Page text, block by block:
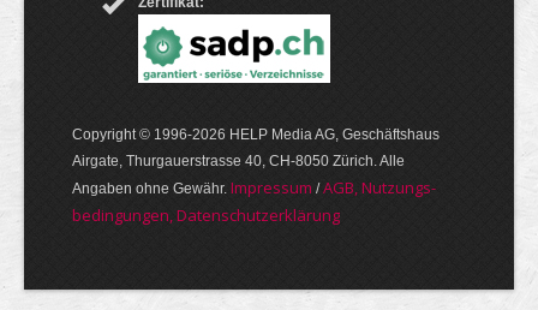
Copyright © 1996-2026 HELP Media AG, Geschäftshaus
Airgate, Thurgauer­strasse 40, CH-8050 Zürich. Alle
Angaben ohne Gewähr. Im­pres­sum /AGB, Nut­zungs­
bedin­gungen, Daten­schutz­er­klärung